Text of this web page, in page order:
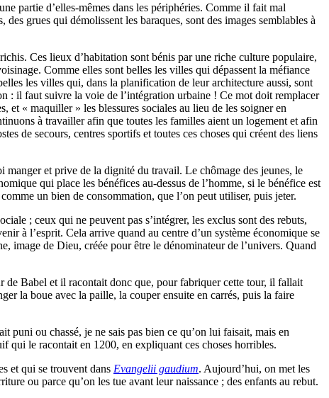
partie d’elles-mêmes dans les périphéries. Comme il fait mal
grues qui démolissent les baraques, sont des images semblables à
Ces lieux d’habitation sont bénis par une riche culture populaire,
Comme elles sont belles les villes qui dépassent la méfiance
les villes qui, dans la planification de leur architecture aussi, sont
: il faut suivre la voie de l’intégration urbaine ! Ce mot doit remplacer
et « maquiller » les blessures sociales au lieu de les soigner en
à travailler afin que toutes les familles aient un logement et afin
de secours, centres sportifs et toutes ces choses qui créent des liens
et prive de la dignité du travail. Le chômage des jeunes, le
qui place les bénéfices au-dessus de l’homme, si le bénéfice est
un bien de consommation, que l’on peut utiliser, puis jeter.
; ceux qui ne peuvent pas s’intégrer, les exclus sont des rebuts,
à l’esprit. Cela arrive quand au centre d’un système économique se
image de Dieu, créée pour être le dénominateur de l’univers. Quand
de Babel et il racontait donc que, pour fabriquer cette tour, il fallait
la boue avec la paille, la couper ensuite en carrés, puis la faire
ou chassé, je ne sais pas bien ce qu’on lui faisait, mais en
qui le racontait en 1200, en expliquant ces choses horribles.
et qui se trouvent dans Evangelii gaudium. Aujourd’hui, on met les
ou parce qu’on les tue avant leur naissance ; des enfants au rebut.